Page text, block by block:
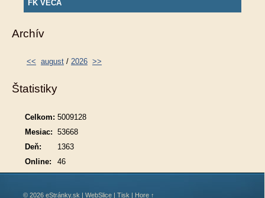
FK VEČA
Archív
<< august / 2026 >>
Štatistiky
Online: 46
Celkom: 5009128
Mesiac: 53668
Deň:
1363
© 2026 eStránky.sk | WebSlice | Tisk | Hore ↑